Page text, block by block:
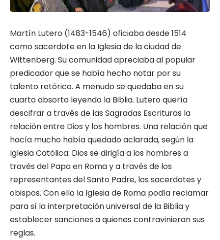
Martín Lutero (1483-1546) oficiaba desde 1514
como sacerdote en la Iglesia de la ciudad de
Wittenberg. Su comunidad apreciaba al popular
predicador que se había hecho notar por su
talento retórico. A menudo se quedaba en su
cuarto absorto leyendo la Biblia. Lutero quería
descifrar a través de las Sagradas Escrituras la
relación entre Dios y los hombres. Una relación que
hacía mucho había quedado aclarada, según la
Iglesia Católica: Dios se dirigía a los hombres a
través del Papa en Roma y a través de los
representantes del Santo Padre, los sacerdotes y
obispos. Con ello la Iglesia de Roma podía reclamar
para sí la interpretación universal de la Biblia y
establecer sanciones a quienes contravinieran sus
reglas.